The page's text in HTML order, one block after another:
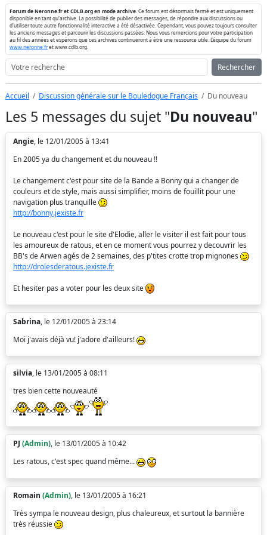
Forum de Neronne.fr et CDLB.org en mode archive . Ce forum est désormais fermé et est uniquement
disponible en tant qu'archive. La possibilité de publier des messages, de répondre aux discussions ou
d'utiliser toute autre fonctionnalité interactive a été désactivée. Cependant, vous pouvez toujours consulter
les anciens messages et parcourir les discussions passées. Nous vous remercions pour votre participation
au fil des années et espérons que ces archives continueront à être une ressource utile. L'équipe du forum
www.neronne.fret www.cdlb.org.
Rechercher
Accueil Discussion générale sur le Bouledogue Français Du nouveau
Les 5 messages du sujet "Du nouveau"
Angie, le 12/01/2005 à 13:41
En 2005 ya du changement et du nouveau !!
Le changement c'est pour site de la Bande a Bonny qui a changer de
couleurs et de style, mais aussi simplifier, moins de fouillit pour une
navigation plus tranquille
http://bonny.jexiste.fr
Le nouveau c'est pour le site d'Elodie, aller le visiter il est fait pour tous
les amoureux de ratous, et en ce moment vous pourrez y decouvrir les
BB's de Arwen agés de 2 semaines, des p'tites crotte trop mignones
http://drolesderatous.jexiste.fr
Et hesiter pas a voter pour les deux site
Sabrina, le 12/01/2005 à 23:14
Moi j'avais déjà vu! j'adore d'ailleurs!
silvia, le 13/01/2005 à 08:11
tres bien cette nouveauté
PJ (Admin), le 13/01/2005 à 10:42
Les ratous, c'est spec quand même...
Romain (Admin), le 13/01/2005 à 16:21
Très sympa le nouveau design, plus chaleureux, et surtout la bannière
très réussie